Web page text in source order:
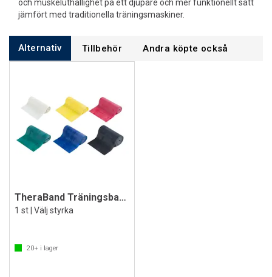
och muskeluthållighet på ett djupare och mer funktionellt sätt
jämfört med traditionella träningsmaskiner.
Alternativ Tillbehör Andra köpte också
TheraBand Träningsband 5,5 m
1 st | Välj styrka
20+ i lager